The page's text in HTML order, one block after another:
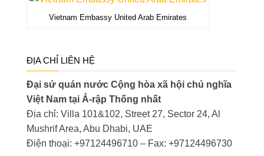
Vietnam Embassy United Arab Emirates
ĐỊA CHỈ LIÊN HỆ
Đại sứ quán nước Cộng hòa xã hội chủ nghĩa
Việt Nam tại Ả-rập Thống nhất
Địa chỉ: Villa 101&102, Street 27, Sector 24, Al
Mushrif Area, Abu Dhabi, UAE
Điện thoại: +97124496710 – Fax: +97124496730